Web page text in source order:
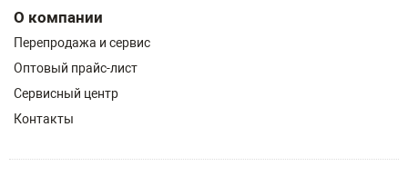
О компании
Перепродажа и сервис
Оптовый прайс-лист
Сервисный центр
Контакты